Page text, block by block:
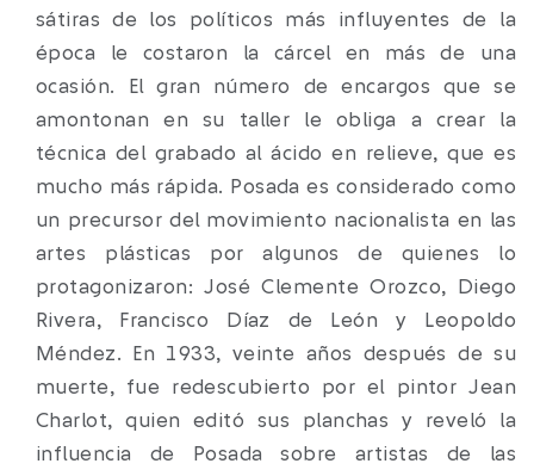
sátiras de los políticos más influyentes de la
época le costaron la cárcel en más de una
ocasión. El gran número de encargos que se
amontonan en su taller le obliga a crear la
técnica del grabado al ácido en relieve, que es
mucho más rápida. Posada es considerado como
un precursor del movimiento nacionalista en las
artes plásticas por algunos de quienes lo
protagonizaron: José Clemente Orozco, Diego
Rivera, Francisco Díaz de León y Leopoldo
Méndez. En 1933, veinte años después de su
muerte, fue redescubierto por el pintor Jean
Charlot, quien editó sus planchas y reveló la
influencia de Posada sobre artistas de las